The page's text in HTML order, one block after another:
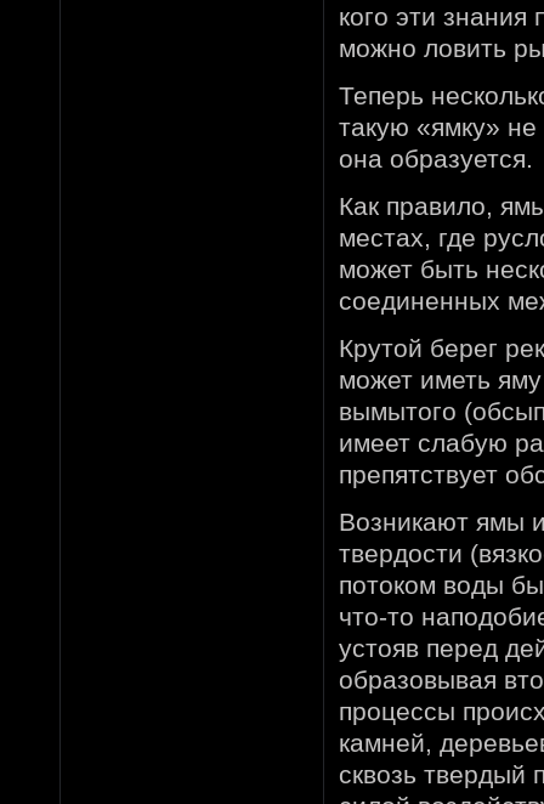
кого эти
можно ловить
Теперь
такую «ямку»
она образуется.
Как правило,
местах, где
может быть
соединенных
Крутой берег
может иметь
вымытого
имеет слабую
препятствует
Возникают ямы
твердости
потоком воды
что-то
устояв перед
образовывая
процессы
камней,
сквозь твердый